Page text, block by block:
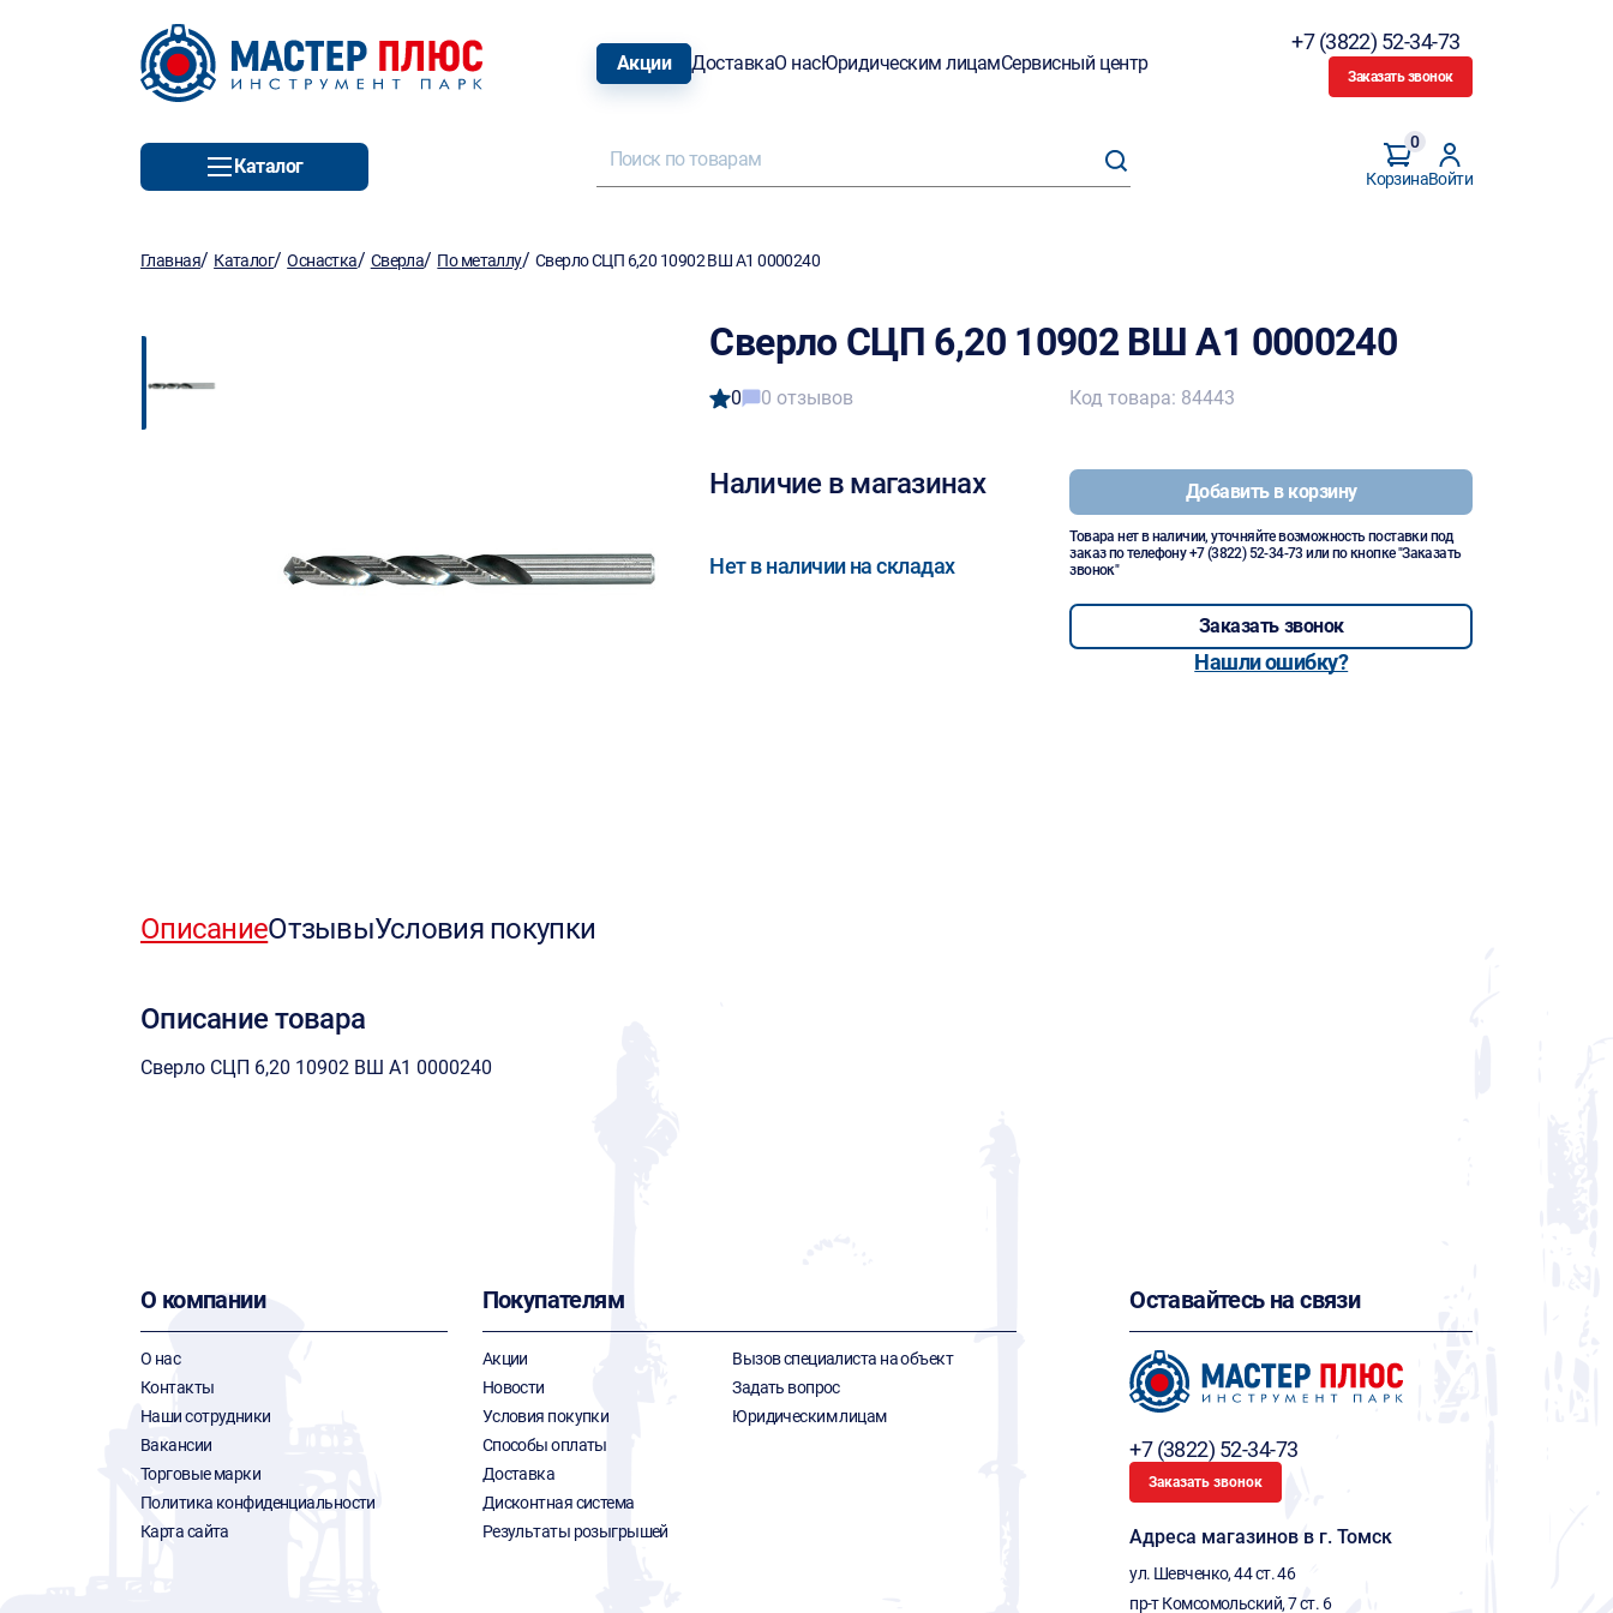
Акции ДоставкаО насЮридическим лицамСервисный центр
+7 (3822) 52-34-73
Заказать звонок
Каталог
Корзина
0
Войти
Главная/ Каталог/Оснастка/ Сверла/ По металлу/ Сверло СЦП 6,20 10902 ВШ А1 0000240
Сверло СЦП 6,20 10902 ВШ А1 0000240
0 0 отзывов
Наличие в магазинах
Нет в наличии на складах
Код товара: 84443
Добавить в корзину
Товара нет в наличии, уточняйте возможность поставки под
заказ по телефону+7 (3822) 52-34-73 или по кнопке "Заказать
звонок"
Заказать звонок
Нашли ошибку?
ОписаниеОтзывыУсловия покупки
Описание товара
Сверло СЦП 6,20 10902 ВШ А1 0000240
О компании
О нас
Контакты
Наши сотрудники
Вакансии
Торговые марки
Политика конфиденциальности
Карта сайта
Покупателям
Акции
Новости
Условия покупки
Способы оплаты
Доставка
Дисконтная система
Результаты розыгрышей
Вызов специалиста на объект
Задать вопрос
Юридическим лицам
Оставайтесь на связи
+7 (3822) 52-34-73
Заказать звонок
Адреса магазинов в г. Томск
ул. Шевченко, 44 ст. 46
пр-т Комсомольский, 7 ст. 6